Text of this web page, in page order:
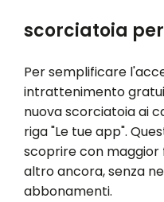
scorciatoia
Per semplificare
intrattenimento
nuova scorciatoia ai
riga "Le tue app".
scoprire con maggior
altro ancora, senza
abbonamenti.